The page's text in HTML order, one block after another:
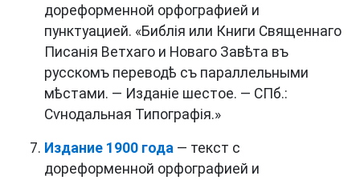
дореформенной орфографией и
пунктуацией. «Библія или Книги Священнаго
Писанія Ветхаго и Новаго Завѣта въ
русскомъ переводѣ съ параллельными
мѣстами. — Изданіе шестое. — СПб.:
Сѵнодальная Типографія.»
Издание 1900 года — текст с
дореформенной орфографией и